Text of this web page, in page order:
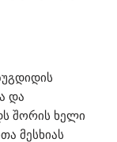
და
შორის ხელი
მესხიას